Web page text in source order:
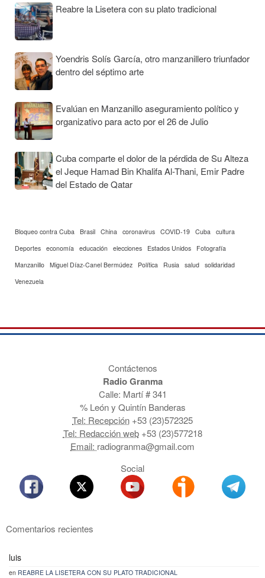
Reabre la Lisetera con su plato tradicional
Yoendris Solís García, otro manzanillero triunfador
dentro del séptimo arte
Evalúan en Manzanillo aseguramiento político y
organizativo para acto por el 26 de Julio
Cuba comparte el dolor de la pérdida de Su Alteza
el Jeque Hamad Bin Khalifa Al-Thani, Emir Padre
del Estado de Qatar
Bloqueo contra Cuba Brasil China coronavirus COVID-19 Cuba
cultura
Deportes economía educación elecciones Estados Unidos
Fotografía
Manzanillo Miguel Díaz-Canel Bermúdez Política Rusia salud solidaridad
Venezuela
Contáctenos
Radio Granma
Calle: Martí # 341
% León y Quintín Banderas
Tel: Recepción +53 (23)572325
Tel: Redacción web+53 (23)577218
Email: radiogranma@gmail.com
Social
Comentarios recientes
luis
en REABRE LA LISETERA CON SU PLATO TRADICIONAL